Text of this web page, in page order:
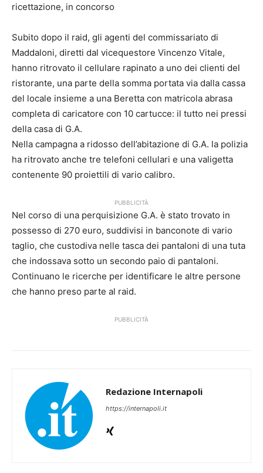
ricettazione, in concorso
Subito dopo il raid, gli agenti del commissariato di
Maddaloni, diretti dal vicequestore Vincenzo Vitale,
hanno ritrovato il cellulare rapinato a uno dei clienti del
ristorante, una parte della somma portata via dalla cassa
del locale insieme a una Beretta con matricola abrasa
completa di caricatore con 10 cartucce: il tutto nei pressi
della casa di G.A.
Nella campagna a ridosso dell’abitazione di G.A. la polizia
ha ritrovato anche tre telefoni cellulari e una valigetta
contenente 90 proiettili di vario calibro.
PUBBLICITÀ
Nel corso di una perquisizione G.A. è stato trovato in
possesso di 270 euro, suddivisi in banconote di vario
taglio, che custodiva nelle tasca dei pantaloni di una tuta
che indossava sotto un secondo paio di pantaloni.
Continuano le ricerche per identificare le altre persone
che hanno preso parte al raid.
PUBBLICITÀ
Redazione Internapoli
https://internapoli.it